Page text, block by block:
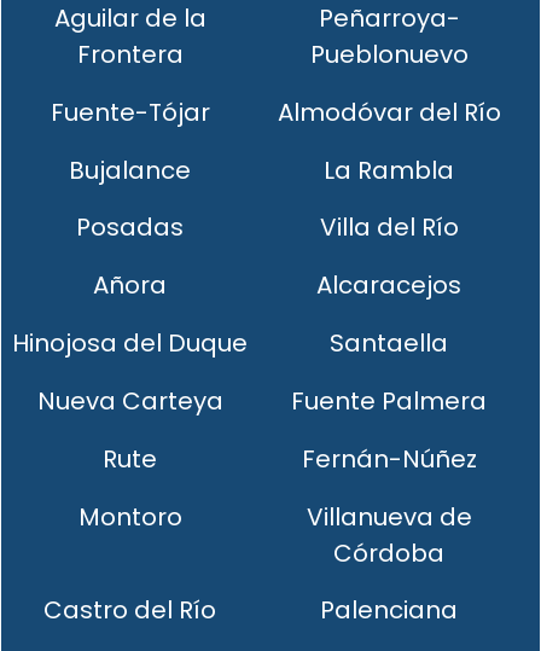
Aguilar de la
Frontera
Peñarroya-
Pueblonuevo
Fuente-Tójar
Almodóvar del Río
Bujalance
La Rambla
Posadas
Villa del Río
Añora
Alcaracejos
Hinojosa del Duque
Santaella
Nueva Carteya
Fuente Palmera
Rute
Fernán-Núñez
Montoro
Villanueva de
Córdoba
Castro del Río
Palenciana